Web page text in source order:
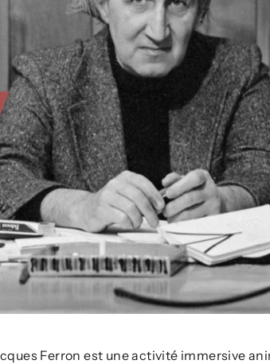
Ferron est une activité immersive